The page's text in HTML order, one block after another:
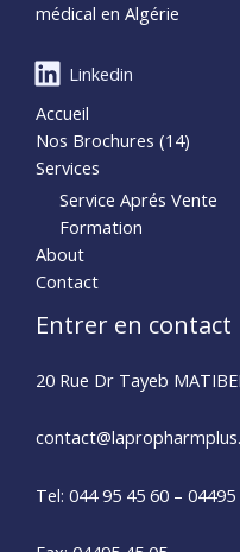
médical en Algérie
Linkedin
Accueil
Nos Brochures (14)
Services
Service Aprés Vente
Formation
About
Contact
Entrer en contact
20 Rue Dr Tayeb
Tel: 044 95 45 60 – 04495